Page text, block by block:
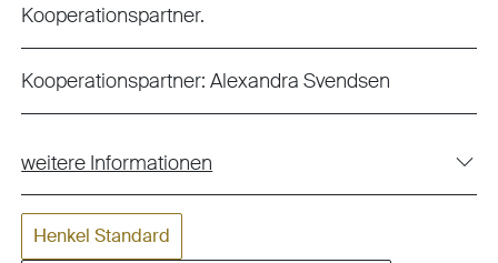
Kooperationspartner.
Kooperationspartner:Alexandra Svendsen
weitere Informationen
Henkel Standard